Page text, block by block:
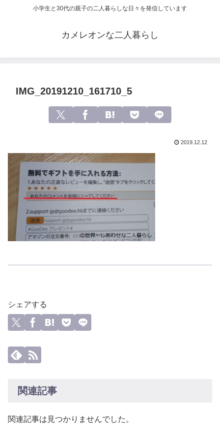
小学生と30代の親子の二人暮らしな日々を発信しています
カメレオンな二人暮らし
IMG_20191210_161710_5
2019.12.12
シェアする
関連記事
関連記事は見つかりませんでした。